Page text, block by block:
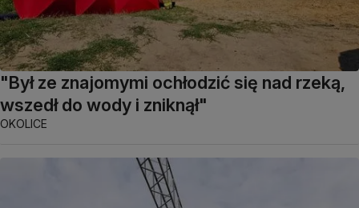
"Był ze znajomymi ochłodzić się nad rzeką,
wszedł do wody i zniknął"
OKOLICE